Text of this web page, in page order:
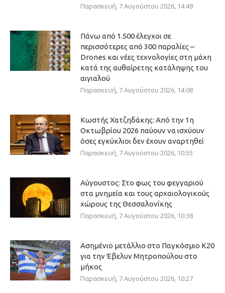
Παρασκευή, 7 Αυγούστου 2026, 14:49
Πάνω από 1.500 έλεγχοι σε
περισσότερες από 300 παραλίες –
Drones και νέες τεχνολογίες στη μάχη
κατά της αυθαίρετης κατάληψης του
αιγιαλού
Παρασκευή, 7 Αυγούστου 2026, 14:08
Κωστής Χατζηδάκης: Από την 1η
Οκτωβρίου 2026 παύουν να ισχύουν
όσες εγκύκλιοι δεν έχουν αναρτηθεί
Παρασκευή, 7 Αυγούστου 2026, 10:55
Αύγουστος: Στο φως του φεγγαριού
στα μνημεία και τους αρχαιολογικούς
χώρους της Θεσσαλονίκης
Παρασκευή, 7 Αυγούστου 2026, 10:38
Ασημένιο μετάλλιο στο Παγκόσμιο Κ20
για την Έβελυν Μητροπούλου στο
μήκος
Παρασκευή, 7 Αυγούστου 2026, 10:27